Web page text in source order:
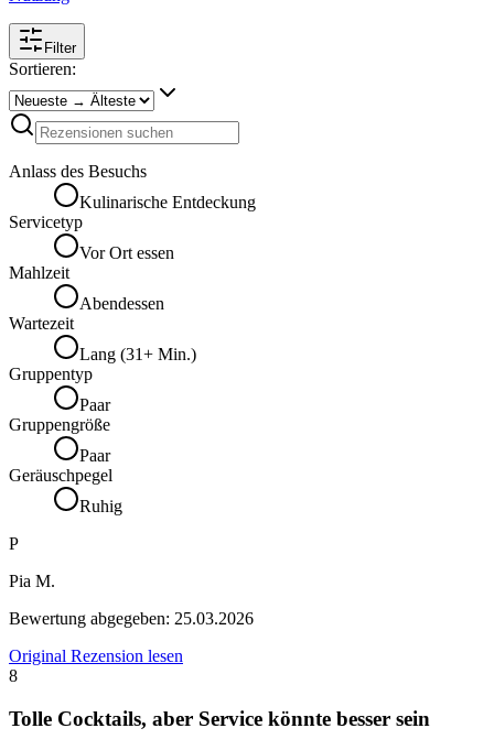
Filter
Sortieren:
Anlass des Besuchs
Kulinarische Entdeckung
Servicetyp
Vor Ort essen
Mahlzeit
Abendessen
Wartezeit
Lang (31+ Min.)
Gruppentyp
Paar
Gruppengröße
Paar
Geräuschpegel
Ruhig
P
Pia M.
Bewertung abgegeben: 25.03.2026
Original Rezension lesen
8
Tolle Cocktails, aber Service könnte besser sein